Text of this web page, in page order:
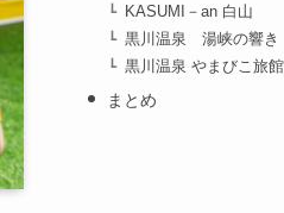
KASUMI－an 白山
黒川温泉 湯峡の響
黒川温泉 やまびこ旅館
まとめ